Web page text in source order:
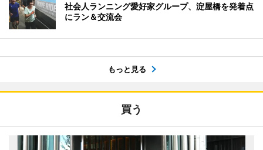
社会人ランニング愛好家グループ、淀屋橋を発着点
にラン＆交流会
もっと見る
買う